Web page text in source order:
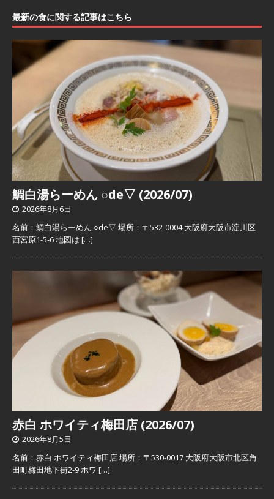
最新の食に関する記事はこちら
鯛白湯らーめん ○de▽ (2026/07)
2026年8月6日
名前：鯛白湯らーめん ○de▽ 場所：〒532-0004 大阪府大阪市淀川区
西宮原1-5-6 地図は […]
赤白 ホワイティ梅田店 (2026/07)
2026年8月5日
名前：赤白 ホワイティ梅田店 場所：〒530-0017 大阪府大阪市北区角
田町梅田地下街2-9 ホワ […]